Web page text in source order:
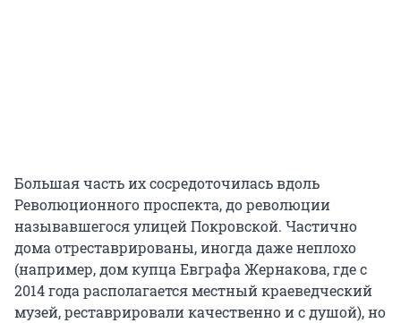
Большая часть их сосредоточилась вдоль
Революционного проспекта, до революции
называвшегося улицей Покровской. Частично
дома отреставрированы, иногда даже неплохо
(например, дом купца Евграфа Жернакова, где с
2014 года располагается местный краеведческий
музей, реставрировали качественно и с душой), но